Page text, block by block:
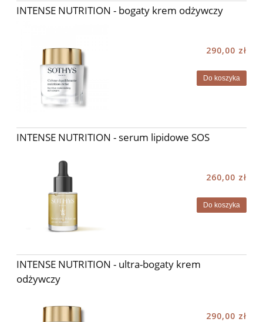
INTENSE NUTRITION - bogaty krem odżywczy
290,00 zł
Do koszyka
INTENSE NUTRITION - serum lipidowe SOS
260,00 zł
Do koszyka
INTENSE NUTRITION - ultra-bogaty krem
odżywczy
290,00 zł